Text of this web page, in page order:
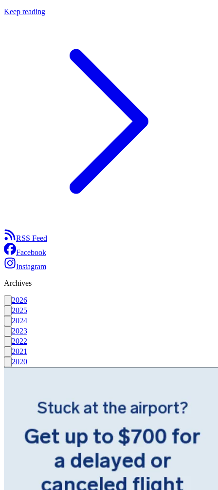
Keep reading
RSS Feed
Facebook
Instagram
Archives
2026
2025
2024
2023
2022
2021
2020